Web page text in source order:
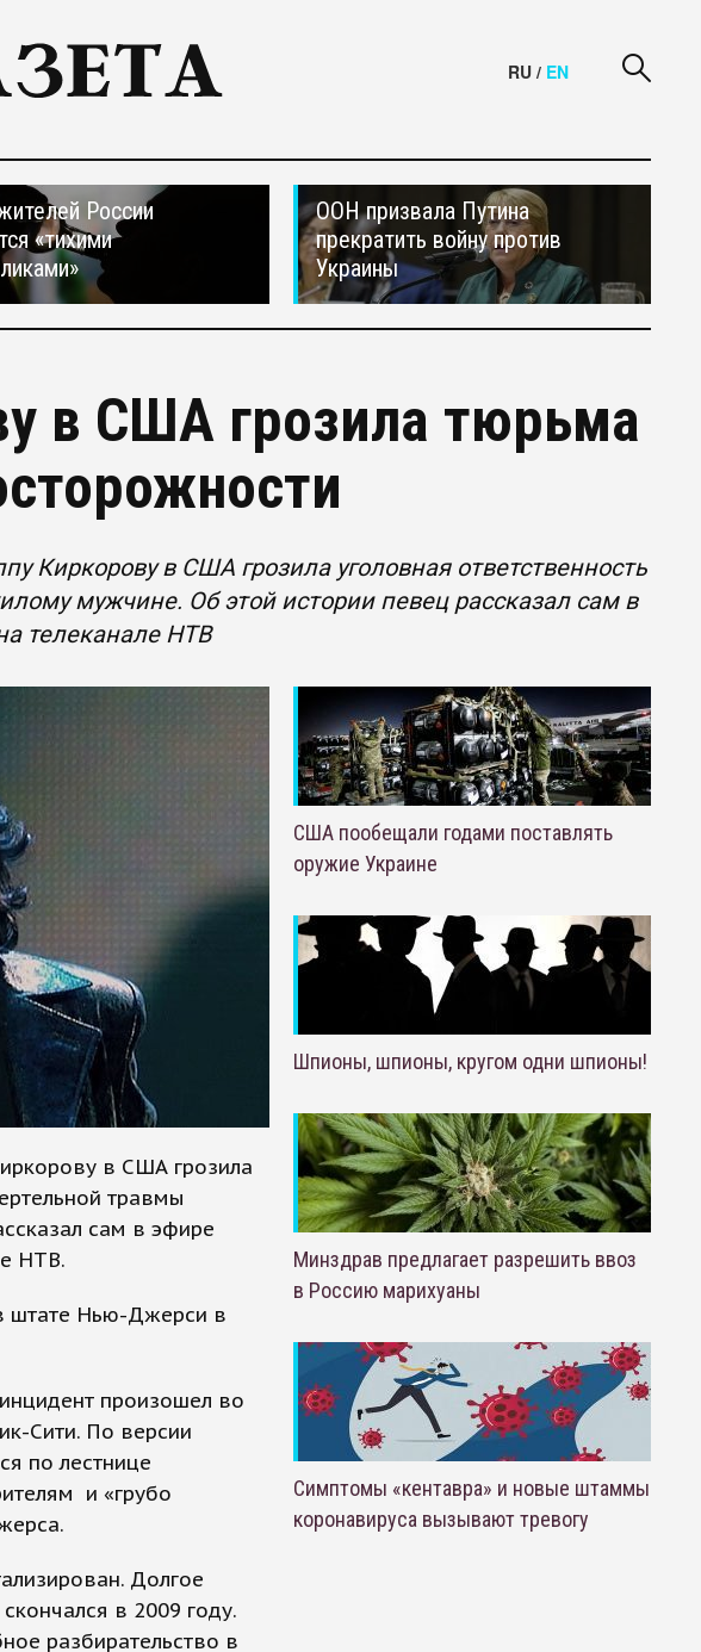
RU / EN
России
«тихими
ООН призвала Путина
прекратить войну против
Украины
в США грозила тюрьма
Киркорову в США грозила уголовная ответственность
мужчине. Об этой истории певец рассказал сам в
телеканале НТВ
в США грозила
травмы
сам в эфире
НТВ.
штате Нью-Джерси в
произошел во
Сити. По версии
по лестнице
и «грубо
Долгое
в 2009 году.
разбирательство в
США пообещали годами поставлять
оружие Украине
Шпионы, шпионы, кругом одни шпионы!
Минздрав предлагает разрешить ввоз
в Россию марихуаны
Симптомы «кентавра» и новые штаммы
коронавируса вызывают тревогу